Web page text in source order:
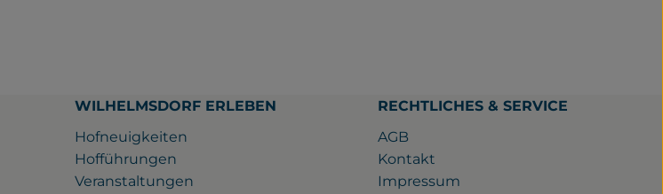
WILHELMSDORF ERLEBEN
Hofneuigkeiten
Hofführungen
Veranstaltungen
RECHTLICHES & SERVICE
AGB
Kontakt
Impressum